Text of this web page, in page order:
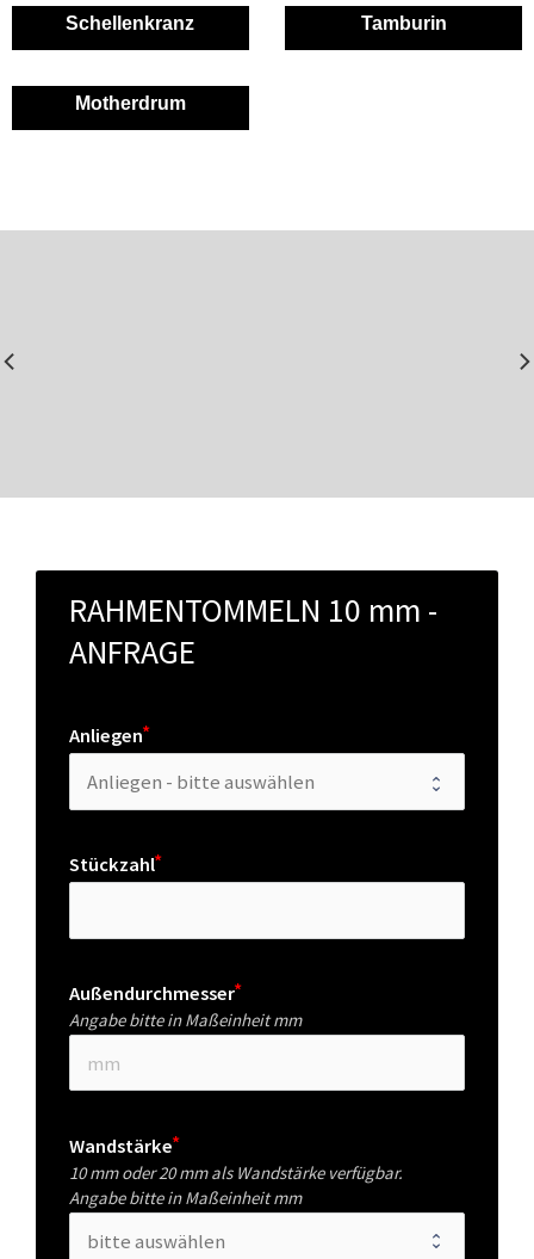
Schellenkranz Tamburin
Motherdrum
RAHMENTOMMELN 10 mm -
ANFRAGE
Anliegen
Stückzahl
Außendurchmesser
Angabe bitte in Maßeinheit mm
Wandstärke
10 mm oder 20 mm als Wandstärke verfügbar.
Angabe bitte in Maßeinheit mm